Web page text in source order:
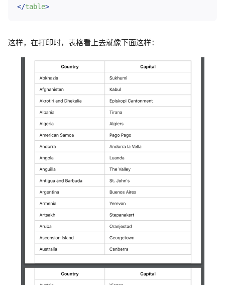
</table>
这样，在打印时，表格看上去就像下面这样：